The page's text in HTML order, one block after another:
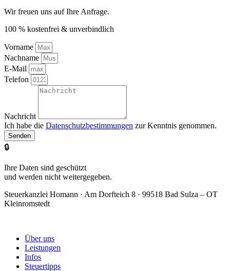
Wir freuen uns auf Ihre Anfrage.
100 % kostenfrei & unverbindlich
Vorname
Nachname
E-Mail
Telefon
Nachricht
Ich habe die Datenschutzbestimmungen zur Kenntnis genommen.
Senden
🔒
Ihre Daten sind geschützt
und werden nicht weitergegeben.
Steuerkanzlei Homann · Am Dorfteich 8 · 99518 Bad Sulza – OT
Kleinromstedt
Über uns
Leistungen
Infos
Steuertipps